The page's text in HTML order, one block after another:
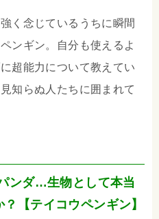
く念じているうちに瞬間
ンギン。自分も使えるよ
超能力について教えてい
知らぬ人たちに囲まれて
ンダ…生物として本当
【テイコウペンギン】